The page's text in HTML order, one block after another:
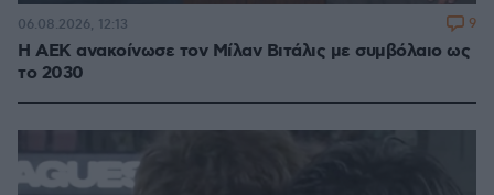
H ΑΕΚ ανακοίνωσε τον Μίλαν Βιτάλις με συμβόλαιο ως
το 2030
06.08.2026, 12:13 9